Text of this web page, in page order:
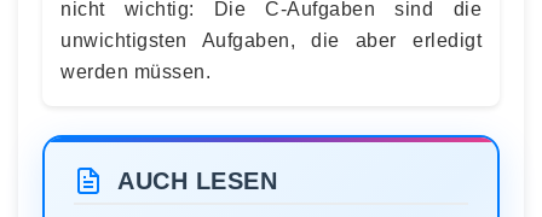
nicht wichtig: Die C-Aufgaben sind die
unwichtigsten Aufgaben, die aber erledigt
werden müssen.
AUCH LESEN